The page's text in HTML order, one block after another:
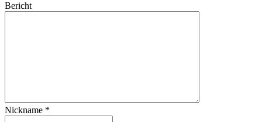
Bericht
Nickname *